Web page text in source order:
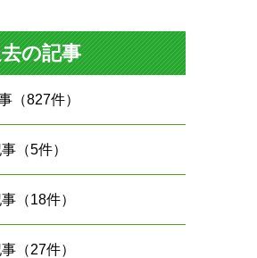
の記事
（827件）
（5件）
（18件）
（27件）